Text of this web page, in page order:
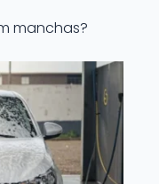
manchas?